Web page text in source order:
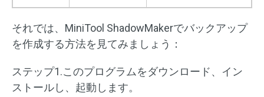
それでは、MiniTool ShadowMakerでバックアップ
を作成する方法を見てみましょう：
ステップ1.このプログラムをダウンロード、イン
ストールし、起動します。